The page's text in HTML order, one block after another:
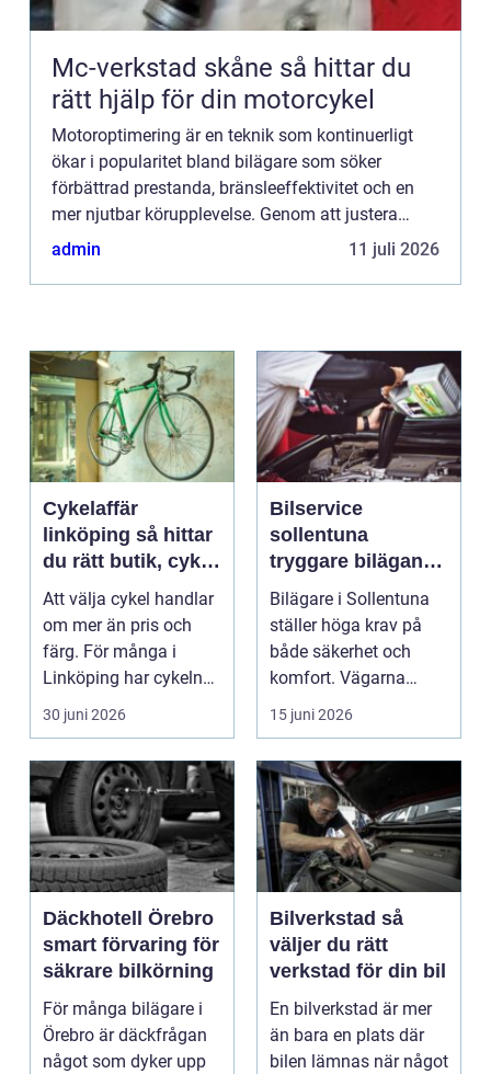
Mc-verkstad skåne så hittar du
rätt hjälp för din motorcykel
Motoroptimering är en teknik som kontinuerligt
ökar i popularitet bland bilägare som söker
förbättrad prestanda, bränsleeffektivitet och en
mer njutbar körupplevelse. Genom att justera
bilens motorprogramvara k...
admin 11 juli 2026
Cykelaffär
linköping så hittar
du rätt butik, cykel
och service
Att välja cykel handlar
om mer än pris och
färg. För många i
Linköping har cykeln
blivit en viktig d...
30 juni 2026
Bilservice
sollentuna
tryggare bilägande
året runt
Bilägare i Sollentuna
ställer höga krav på
både säkerhet och
komfort. Vägarna
växlar mellan
15 juni 2026
Däckhotell Örebro
smart förvaring för
säkrare bilkörning
För många bilägare i
Örebro är däckfrågan
något som dyker upp
Bilverkstad så
väljer du rätt
verkstad för din bil
En bilverkstad är mer
än bara en plats där
bilen lämnas när något